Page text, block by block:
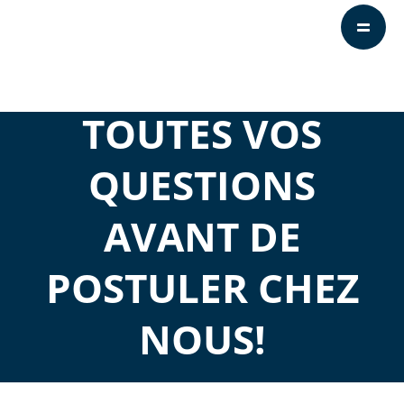
TOUTES VOS
QUESTIONS
AVANT DE
POSTULER CHEZ
NOUS!